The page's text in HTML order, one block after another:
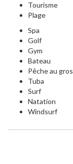
Tourisme
Plage
Spa
Golf
Gym
Bateau
Pêche au gros
Tuba
Surf
Natation
Windsurf